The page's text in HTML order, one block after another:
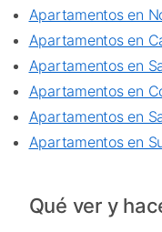
Apartamentos en
Apartamentos en
Apartamentos en
Apartamentos en
Apartamentos en
Apartamentos en
Qué ver y